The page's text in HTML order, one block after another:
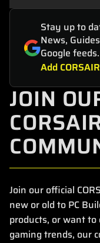
Stay up to
News,
Google feeds.
Add
JOIN
Join our official
new or old to PC
products, or want
gaming trends, our